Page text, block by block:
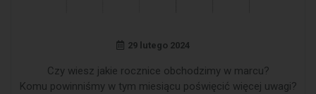
29 lutego 2024
Czy wiesz jakie rocznice obchodzimy w marcu?
Komu powinniśmy w tym miesiącu poświęcić więcej uwagi?